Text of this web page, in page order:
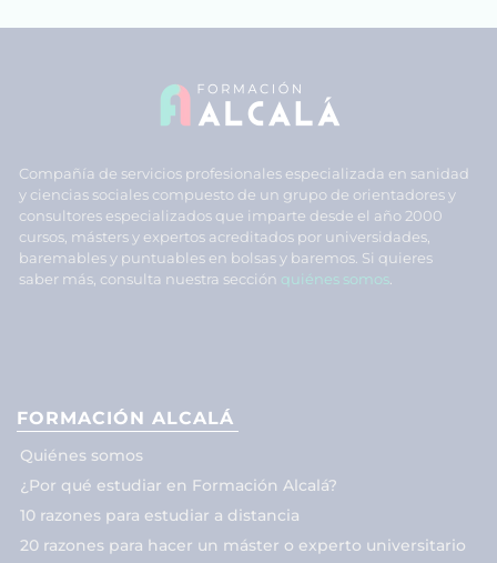
Compañía de servicios profesionales especializada en sanidad
y ciencias sociales compuesto de un grupo de orientadores y
consultores especializados que imparte desde el año 2000
cursos, másters y expertos acreditados por universidades,
baremables y puntuables en bolsas y baremos. Si quieres
saber más, consulta nuestra sección quiénes somos
FORMACIÓN ALCALÁ
Quiénes somos
¿Por qué estudiar en Formación Alcalá?
10 razones para estudiar a distancia
20 razones para hacer un máster o experto universitario